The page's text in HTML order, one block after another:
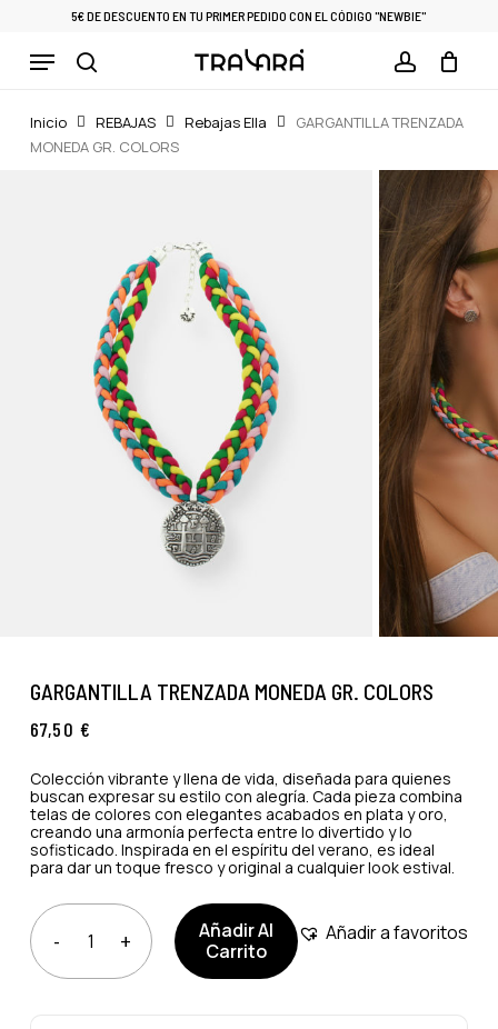
main
5€ DE DESCUENTO EN TU PRIMER PEDIDO CON EL CÓDIGO "NEWBIE"
Menu Cart CLOSE
CART
Inicio REBAJAS Rebajas Ella
GARGANTILLA TRENZADA
MONEDA GR. COLORS
GARGANTILLA TRENZADA MONEDA GR. COLORS
67,50€
Colección vibrante y llena de vida, diseñada para quienes
buscan expresar su estilo con alegría. Cada pieza combina
telas de colores con elegantes acabados en plata y oro,
creando una armonía perfecta entre lo divertido y lo
sofisticado. Inspirada en el espíritu del verano, es ideal
para dar un toque fresco y original a cualquier look estival.
Añadir Al
Carrito
Añadir a favoritos